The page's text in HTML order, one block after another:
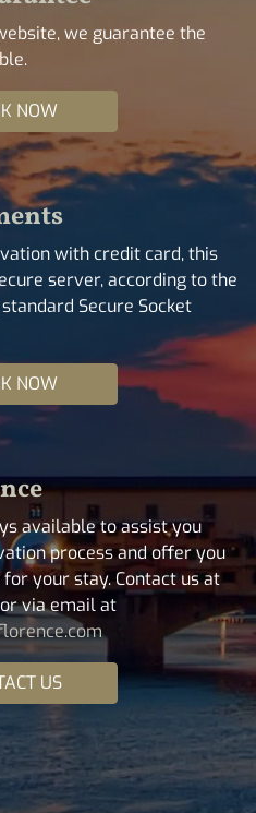
we guarantee the
NOW
with credit card, this
server, according to the
Secure Socket
NOW
available to assist you
process and offer you
your stay. Contact us at
or via email at
US